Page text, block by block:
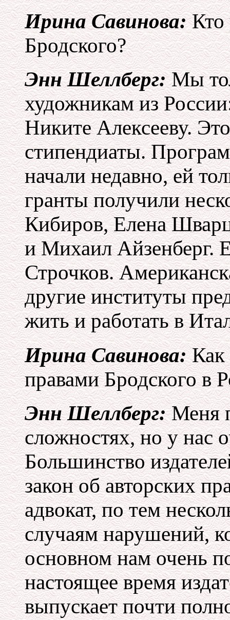
Ирина Савинова:Кто
Бродского?
Энн Шеллберг:Мы
художникам из
Никите Алексееву.
стипендиаты.
начали недавно, ей
гранты получили
Кибиров, Елена
и Михаил Айзенберг.
Строчков.
другие институты
жить и работать в
Ирина Савинова:Как
правами Бродского в
Энн Шеллберг:Меня
сложностях, но у нас
Большинство
закон об авторских
адвокат, по тем
случаям нарушений,
основном нам очень
настоящее время
выпускает почти